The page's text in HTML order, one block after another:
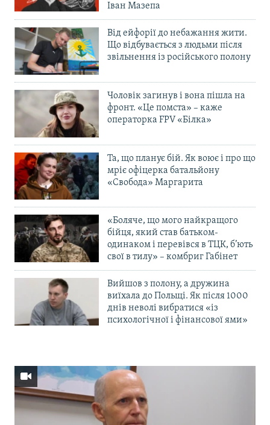
Іван Мазепа
Від ейфорії до небажання жити.
Що відбувається з людьми після
звільнення із російського полону
Чоловік загинув і вона пішла на
фронт. «Це помста» – каже
операторка FPV «Білка»
Та, що планує бій. Як воює і про що
мріє офіцерка батальйону
«Свобода» Маргарита
«Боляче, що мого найкращого
бійця, який став батьком-
одинаком і перевівся в ТЦК, б’ють
свої в тилу» – комбриг Габінет
Вийшов з полону, а дружина
виїхала до Польщі. Як після 1000
днів неволі вибратися «із
психологічної і фінансової ями»